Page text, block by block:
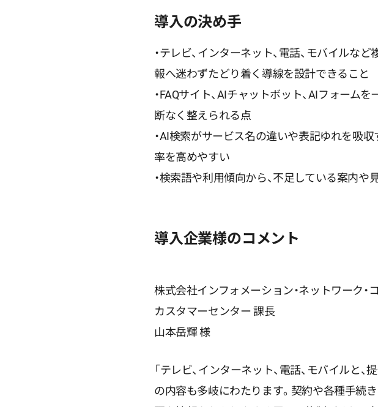
導入の決め手
・テレビ、インターネット、電話、モバイルな
報へ迷わずたどり着く導線を設計できること
・FAQサイト、AIチャットボット、AIフォーム
断なく整えられる点
・AI検索がサービス名の違いや表記ゆれを吸
率を高めやすい
・検索語や利用傾向から、不足している案内
導入企業様のコメント
株式会社インフォメーション・ネットワーク・
カスタマーセンター 課長
山本岳輝 様
「テレビ、インターネット、電話、モバイルと
の内容も多岐にわたります。契約や各種手続